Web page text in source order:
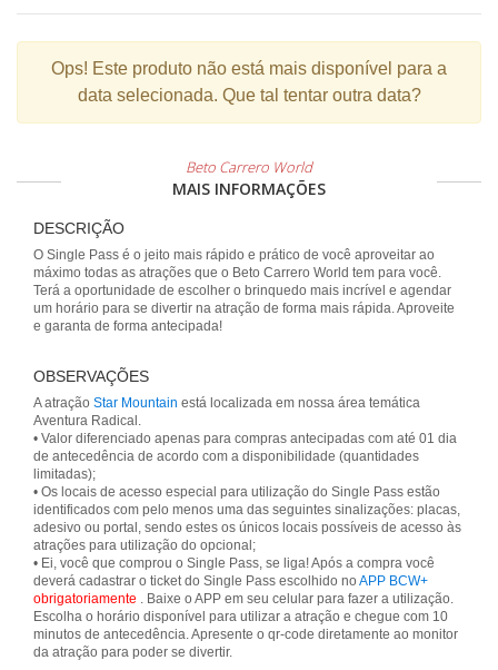
Ops! Este produto não está mais disponível para a
data selecionada. Que tal tentar outra data?
Beto Carrero World
MAIS INFORMAÇÕES
DESCRIÇÃO
O Single Pass é o jeito mais rápido e prático de você aproveitar ao
máximo todas as atrações que o Beto Carrero World tem para você.
Terá a oportunidade de escolher o brinquedo mais incrível e agendar
um horário para se divertir na atração de forma mais rápida. Aproveite
e garanta de forma antecipada!
OBSERVAÇÕES
A atração Star Mountain está localizada em nossa área temática
Aventura Radical.
• Valor diferenciado apenas para compras antecipadas com até 01 dia
de antecedência de acordo com a disponibilidade (quantidades
limitadas);
• Os locais de acesso especial para utilização do Single Pass estão
identificados com pelo menos uma das seguintes sinalizações: placas,
adesivo ou portal, sendo estes os únicos locais possíveis de acesso às
atrações para utilização do opcional;
• Ei, você que comprou o Single Pass, se liga! Após a compra você
deverá cadastrar o ticket do Single Pass escolhido no APP BCW+
obrigatoriamente . Baixe o APP em seu celular para fazer a utilização.
Escolha o horário disponível para utilizar a atração e chegue com 10
minutos de antecedência. Apresente o qr-code diretamente ao monitor
da atração para poder se divertir.